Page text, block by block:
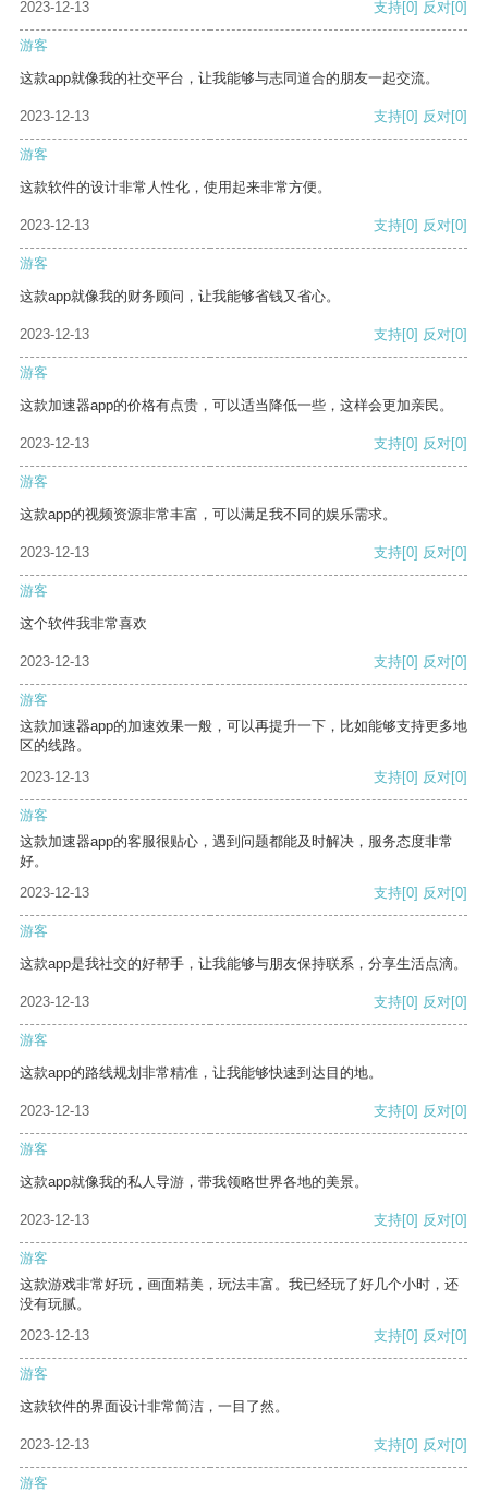
2023-12-13 支持[0] 反对[0]
游客
这款app就像我的社交平台，让我能够与志同道合的朋友一起交流。
2023-12-13 支持[0] 反对[0]
游客
这款软件的设计非常人性化，使用起来非常方便。
2023-12-13 支持[0] 反对[0]
游客
这款app就像我的财务顾问，让我能够省钱又省心。
2023-12-13 支持[0] 反对[0]
游客
这款加速器app的价格有点贵，可以适当降低一些，这样会更加亲民。
2023-12-13 支持[0] 反对[0]
游客
这款app的视频资源非常丰富，可以满足我不同的娱乐需求。
2023-12-13 支持[0] 反对[0]
游客
这个软件我非常喜欢
2023-12-13 支持[0] 反对[0]
游客
这款加速器app的加速效果一般，可以再提升一下，比如能够支持更多地
区的线路。
2023-12-13
支持[0] 反对[0]
游客
这款加速器app的客服很贴心，遇到问题都能及时解决，服务态度非常
好。
2023-12-13
支持[0] 反对[0]
游客
这款app是我社交的好帮手，让我能够与朋友保持联系，分享生活点滴。
2023-12-13 支持[0] 反对[0]
游客
这款app的路线规划非常精准，让我能够快速到达目的地。
2023-12-13 支持[0] 反对[0]
游客
这款app就像我的私人导游，带我领略世界各地的美景。
2023-12-13 支持[0] 反对[0]
游客
这款游戏非常好玩，画面精美，玩法丰富。我已经玩了好几个小时，还
没有玩腻。
2023-12-13
支持[0] 反对[0]
游客
这款软件的界面设计非常简洁，一目了然。
2023-12-13 支持[0] 反对[0]
游客